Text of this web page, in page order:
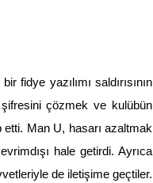
fidye yazılımı saldırısının
şifresini çözmek ve kulübün
Man U, hasarı azaltmak
hale getirdi. Ayrıca
de iletişime geçtiler.